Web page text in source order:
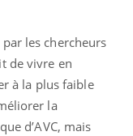
les chercheurs
de vivre en
à la plus faible
la
d’AVC, mais